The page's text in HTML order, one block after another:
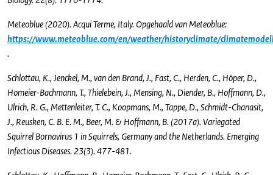
Meteoblue (2020). Acqui Terme, Italy. Opgehaald van Meteoblue:
https://www.meteoblue.com/en/weather/historyclimate/
.
Schlottau, K., Jenckel, M., van den Brand, J., Fast, C., Herden, C., Höper, D.,
Homeier-Bachmann, T., Thielebein, J., Mensing, N., Diender, B., Hoffmann, D.,
Ulrich, R. G., Mettenleiter, T. C., Koopmans, M., Tappe, D., Schmidt-Chanasit,
J., Reusken, C. B. E. M., Beer, M. & Hoffmann, B. (2017a). Variegated
Squirrel Bornavirus 1 in Squirrels, Germany and the Netherlands. Emerging
Infectious Diseases. 23(3). 477-481.